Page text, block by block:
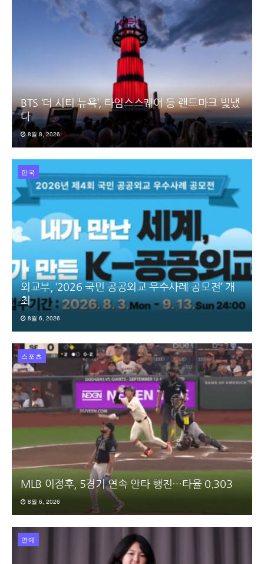
BTS ‘더 시티 뉴욕’, 타임스스퀘어 등 랜드마크 빛냈
다
8월 8, 2026
한국
외교부, ‘2026 국민 공공외교 우수사례 공모전’ 개
최
8월 6, 2026
스포츠
MLB 이정후, 5경기 연속 안타 행진…타율 0.303
8월 6, 2026
연예